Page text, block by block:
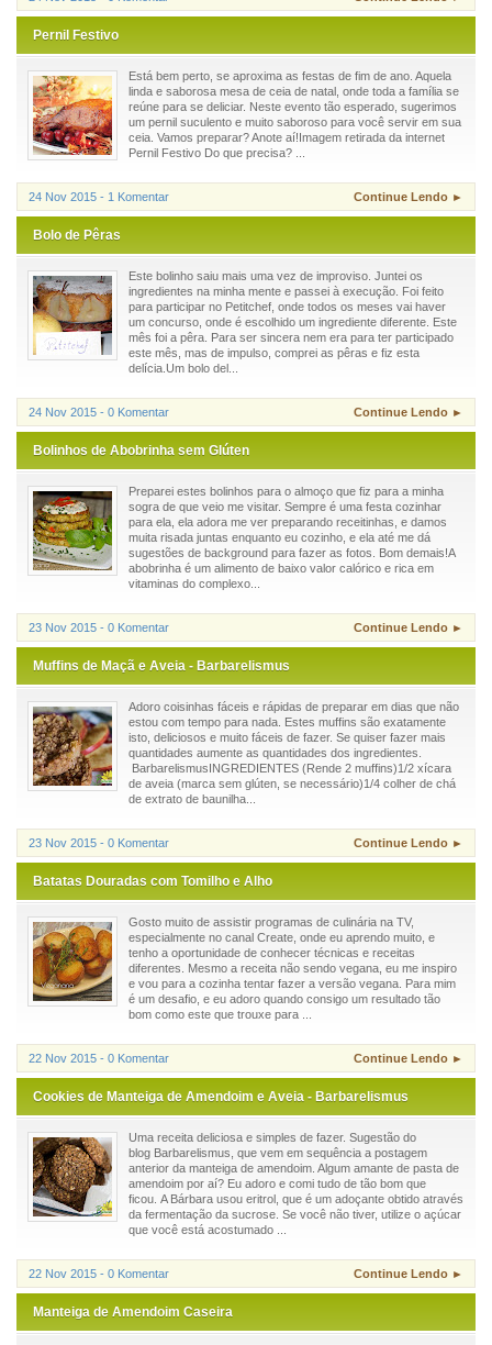
Pernil Festivo
Está bem perto, se aproxima as festas de fim de ano. Aquela
linda e saborosa mesa de ceia de natal, onde toda a família se
reúne para se deliciar. Neste evento tão esperado, sugerimos
um pernil suculento e muito saboroso para você servir em sua
ceia. Vamos preparar? Anote aí!Imagem retirada da internet
Pernil Festivo Do que precisa? ...
24 Nov 2015 - 1 Komentar Continue Lendo ►
Bolo de Pêras
Este bolinho saiu mais uma vez de improviso. Juntei os
ingredientes na minha mente e passei à execução. Foi feito
para participar no Petitchef, onde todos os meses vai haver
um concurso, onde é escolhido um ingrediente diferente. Este
mês foi a pêra. Para ser sincera nem era para ter participado
este mês, mas de impulso, comprei as pêras e fiz esta
delícia.Um bolo del...
24 Nov 2015 - 0 Komentar Continue Lendo ►
Bolinhos de Abobrinha sem Glúten
Preparei estes bolinhos para o almoço que fiz para a minha
sogra de que veio me visitar. Sempre é uma festa cozinhar
para ela, ela adora me ver preparando receitinhas, e damos
muita risada juntas enquanto eu cozinho, e ela até me dá
sugestões de background para fazer as fotos. Bom demais!A
abobrinha é um alimento de baixo valor calórico e rica em
vitaminas do complexo...
23 Nov 2015 - 0 Komentar Continue Lendo ►
Muffins de Maçã e Aveia - Barbarelismus
Adoro coisinhas fáceis e rápidas de preparar em dias que não
estou com tempo para nada. Estes muffins são exatamente
isto, deliciosos e muito fáceis de fazer. Se quiser fazer mais
quantidades aumente as quantidades dos ingredientes.
BarbarelismusINGREDIENTES (Rende 2 muffins)1/2 xícara
de aveia (marca sem glúten, se necessário)1/4 colher de chá
de extrato de baunilha...
23 Nov 2015 - 0 Komentar Continue Lendo ►
Batatas Douradas com Tomilho e Alho
Gosto muito de assistir programas de culinária na TV,
especialmente no canal Create, onde eu aprendo muito, e
tenho a oportunidade de conhecer técnicas e receitas
diferentes. Mesmo a receita não sendo vegana, eu me inspiro
e vou para a cozinha tentar fazer a versão vegana. Para mim
é um desafio, e eu adoro quando consigo um resultado tão
bom como este que trouxe para ...
22 Nov 2015 - 0 Komentar Continue Lendo ►
Cookies de Manteiga de Amendoim e Aveia - Barbarelismus
Uma receita deliciosa e simples de fazer. Sugestão do
blog Barbarelismus, que vem em sequência a postagem
anterior da manteiga de amendoim. Algum amante de pasta de
amendoim por aí? Eu adoro e comi tudo de tão bom que
ficou. A Bárbara usou eritrol, que é um adoçante obtido através
da fermentação da sucrose. Se você não tiver, utilize o açúcar
que você está acostumado ...
22 Nov 2015 - 0 Komentar Continue Lendo ►
Manteiga de Amendoim Caseira